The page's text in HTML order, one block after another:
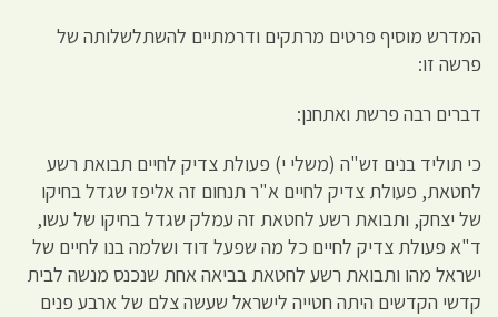
המדרש מוסיף פרטים מרתקים ודרמתיים להשתלשלותה של
פרשה זו:
דברים רבה פרשת ואתחנן:
כי תוליד בנים זש"ה (משלי י) פעולת צדיק לחיים תבואת רשע
לחטאת, פעולת צדיק לחיים א"ר תנחום זה אליפז שגדל בחיקו
של יצחק, ותבואת רשע לחטאת זה עמלק שגדל בחיקו של עשו,
ד"א פעולת צדיק לחיים כל מה שפעל דוד ושלמה בנו לחיים של
ישראל מהו ותבואת רשע לחטאת בביאה אחת שנכנס מנשה לבית
קדשי הקדשים היתה חטייה לישראל שעשה צלם של ארבע פנים